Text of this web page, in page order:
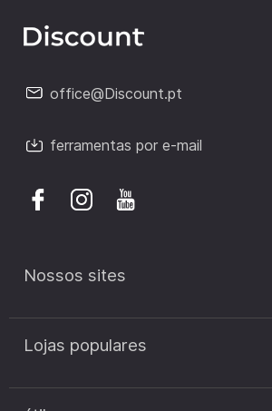
office@Discount.pt
ferramentas por e-mail
Nossos sites
discount.pt
discount.sk
Lojas populares
Cupão de desconto Zooplus